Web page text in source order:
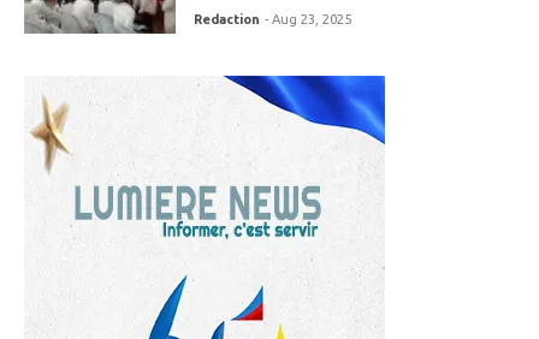
Redaction - Aug 23, 2025